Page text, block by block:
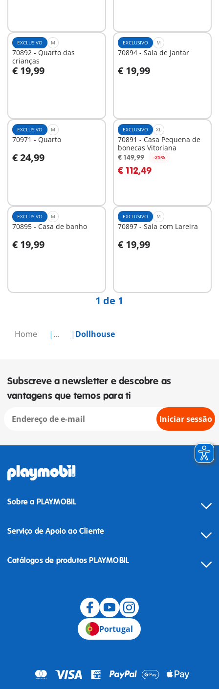
Home ... Dollhouse
EXCLUSIVO M
70892 - Quarto das
crianças
€ 19,99
Ao carrinho
EXCLUSIVO M
70894 - Sala de Jantar
€ 19,99
Ao carrinho
EXCLUSIVO M
70971 - Quarto
€ 24,99
Ao carrinho
EXCLUSIVO XL
70891 - Casa Pequena de
bonecas Vitoriana
€ 149,99 -25%
€ 112,49
Ao carrinho
EXCLUSIVO M
70895 - Casa de banho
€ 19,99
Ao carrinho
EXCLUSIVO M
70897 - Sala com Lareira
€ 19,99
1 de 1
Subscreve a newsletter e descobre as
vantagens que temos para ti
Iniciar sessão
Sobre a PLAYMOBIL
Serviço de Apoio ao Cliente
Catálogos de produtos PLAYMOBIL
Portugal